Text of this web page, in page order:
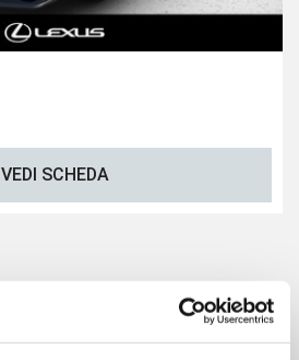
VEDI SCHEDA